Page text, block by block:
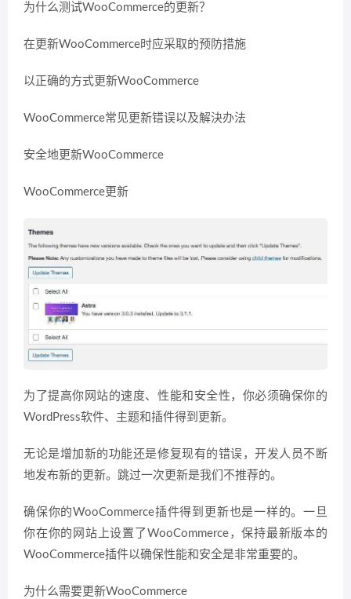
为什么测试WooCommerce的更新？
在更新WooCommerce时应采取的预防措施
以正确的方式更新WooCommerce
WooCommerce常见更新错误以及解決办法
安全地更新WooCommerce
WooCommerce更新
为了提高你网站的速度、性能和安全性，你必须确保你的
WordPress软件、主题和插件得到更新。
无论是增加新的功能还是修复现有的错误，开发人员不断
地发布新的更新。跳过一次更新是我们不推荐的。
确保你的WooCommerce插件得到更新也是一样的。一旦
你在你的网站上设置了WooCommerce，保持最新版本的
WooCommerce插件以确保性能和安全是非常重要的。
为什么需要更新WooCommerce